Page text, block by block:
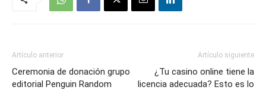
Artículo anterior
Ceremonia de donación grupo
editorial Penguin Random
Artículo siguiente
¿Tu casino online tiene la
licencia adecuada? Esto es lo